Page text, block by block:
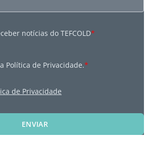
notícias do TEFCOLD*
Política de Privacidade.*
de Privacidade
ENVIAR